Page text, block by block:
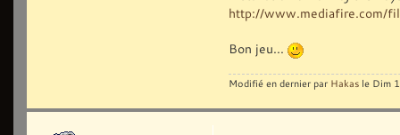
http://www.mediafire.com/
Bon jeu...
Modifié en dernier par Hakas le Dim